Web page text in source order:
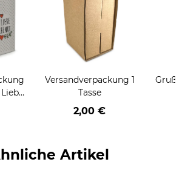
Versandverpackung 1
Tasse
2,00 €
Artikel